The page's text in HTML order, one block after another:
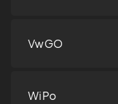
VwGO
WiPo